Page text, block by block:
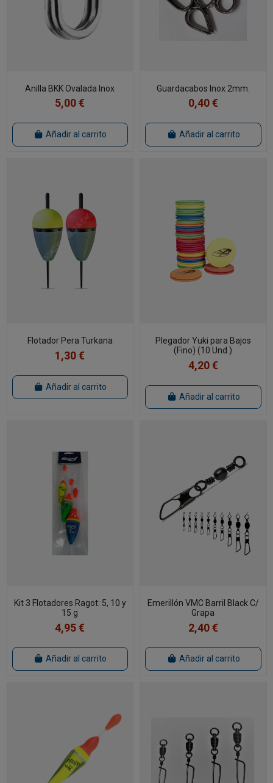
Anilla BKK Ovalada Inox
5,00 €
Añadir al carrito
Guardacabos Inox 2mm.
0,40 €
Añadir al carrito
Flotador Pera Turkana
1,30 €
Añadir al carrito
Plegador Yuki para Bajos
(Fino) (10 Und.)
4,20 €
Añadir al carrito
Kit 3 Flotadores Ragot: 5, 10 y
15 g
4,95 €
Añadir al carrito
Emerillón VMC Barril Black C/
Grapa
2,40 €
Añadir al carrito